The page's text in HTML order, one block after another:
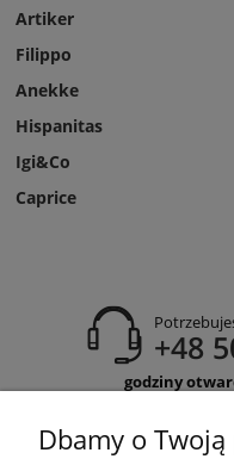
Artiker
Filippo
Anekke
Hispanitas
Igi&Co
Caprice
+48
godziny
Dbamy o